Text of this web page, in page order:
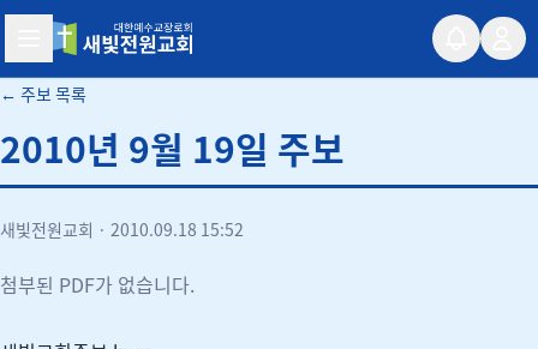
새빛전원교회
← 주보 목록
2010년 9월 19일 주보
새빛전원교회 · 2010.09.18 15:52
첨부된 PDF가 없습니다.